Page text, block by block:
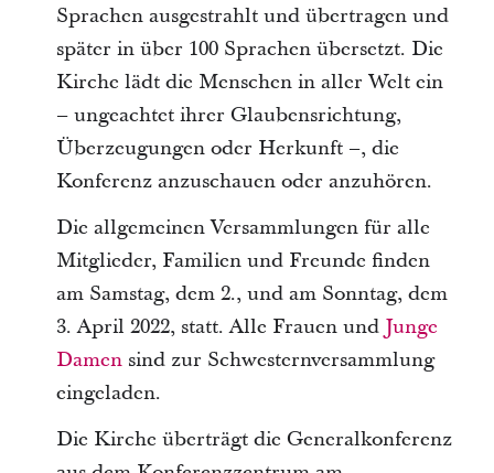
Sprachen ausgestrahlt und übertragen und
später in über 100 Sprachen übersetzt. Die
Kirche lädt die Menschen in aller Welt ein
– ungeachtet ihrer Glaubensrichtung,
Überzeugungen oder Herkunft –, die
Konferenz anzuschauen oder anzuhören.
Die allgemeinen Versammlungen für alle
Mitglieder, Familien und Freunde finden
am Samstag, dem 2., und am Sonntag, dem
3. April 2022, statt. Alle Frauen und Junge
Damensind zur Schwesternversammlung
eingeladen.
Die Kirche überträgt die Generalkonferenz